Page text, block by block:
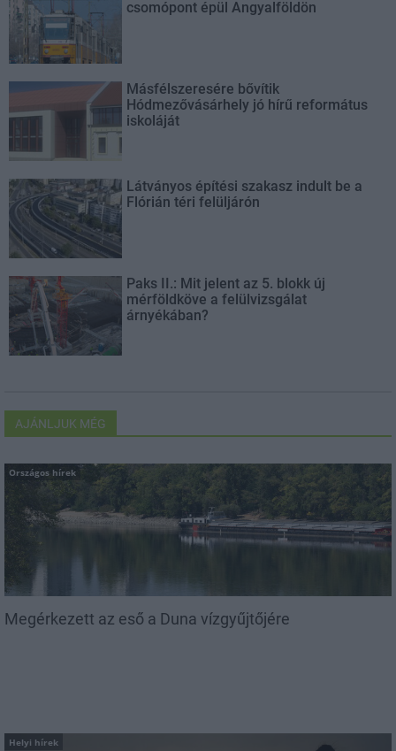
csomópont épül Angyalföldön
Másfélszeresére bővítik
Hódmezővásárhely jó hírű református
iskoláját
Látványos építési szakasz indult be a
Flórián téri felüljárón
Paks II.: Mit jelent az 5. blokk új
mérföldköve a felülvizsgálat
árnyékában?
AJÁNLJUK MÉG
Országos hírek
Megérkezett az eső a Duna vízgyűjtőjére
Helyi hírek